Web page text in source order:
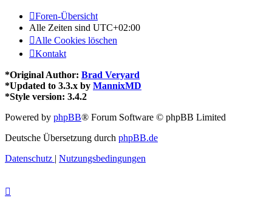
Foren-Übersicht
Alle Zeiten sind UTC+02:00
Alle Cookies löschen
Kontakt
*Original Author: Brad Veryard
*Updated to 3.3.x by MannixMD
*Style version: 3.4.2
Powered by phpBB® Forum Software © phpBB Limited
Deutsche Übersetzung durch phpBB.de
Datenschutz | Nutzungsbedingungen